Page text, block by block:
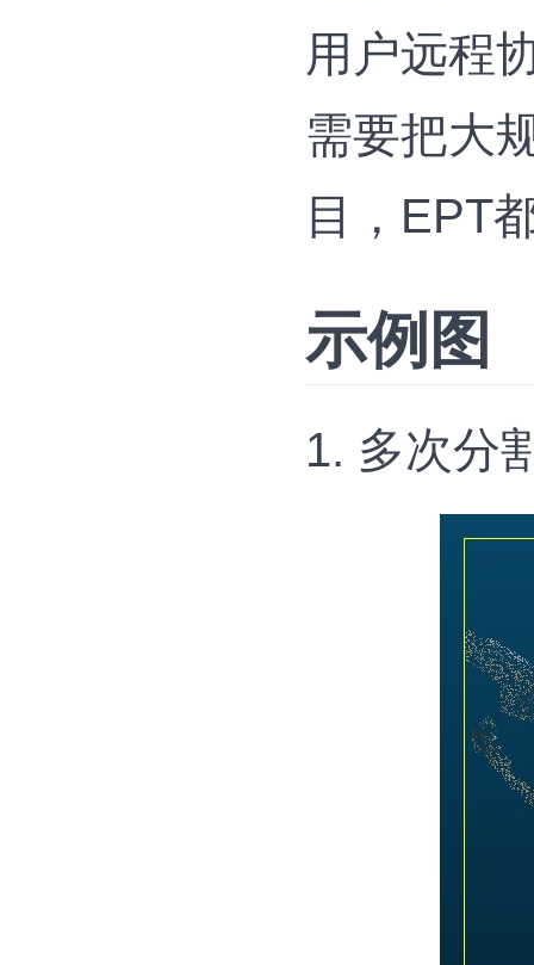
用户远程
需要把大
目，EPT
示例图
1. 多次分